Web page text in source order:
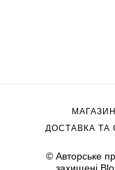
© Авторське
захищені.
МАГАЗИН
ДОСТАВКА ТА